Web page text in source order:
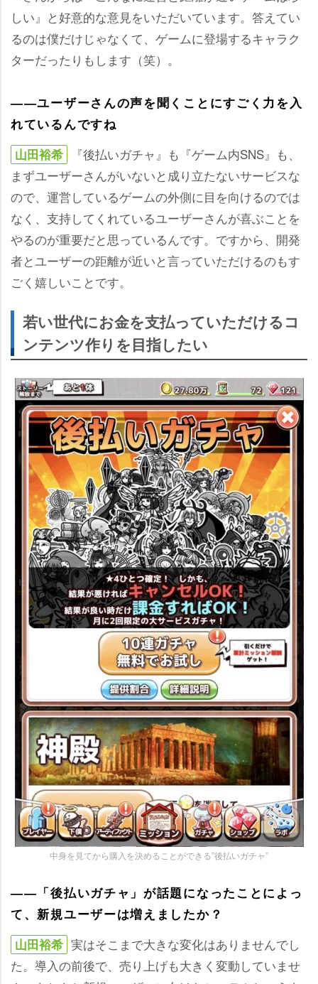
しい』と好意的な意見をいただいています。答えてい
るのは僕だけじゃなくて、ゲームに登場するキャラク
ターだったりもします（笑）。
――ユーザーさんの声を聞くことにすごく力を入
れているんですね
山田裕希
『後払いガチャ』も『ゲーム内SNS』も、
まずユーザーさんがいないと成り立たないサービスな
ので、運営しているゲームの外側に目を向けるのでは
なく、支持してくれているユーザーさんが喜ぶことを
るのが重要だと思っているんです。ですから、開発
者とユーザーの距離が近いと言っていただけるのもす
ごく嬉しいことです。
若い世代にお金を支払っていただけるコ
ンテンツ作りを目指したい
中身を見てから購入を決めることができる”後払いガチャ”
――「後払いガチャ」が話題になったことによっ
て、新規ユーザーは増えましたか？
山田裕希 実はそこまで大きな変化はありませんでし
た。導入の前後で、売り上げも大きく変動していませ